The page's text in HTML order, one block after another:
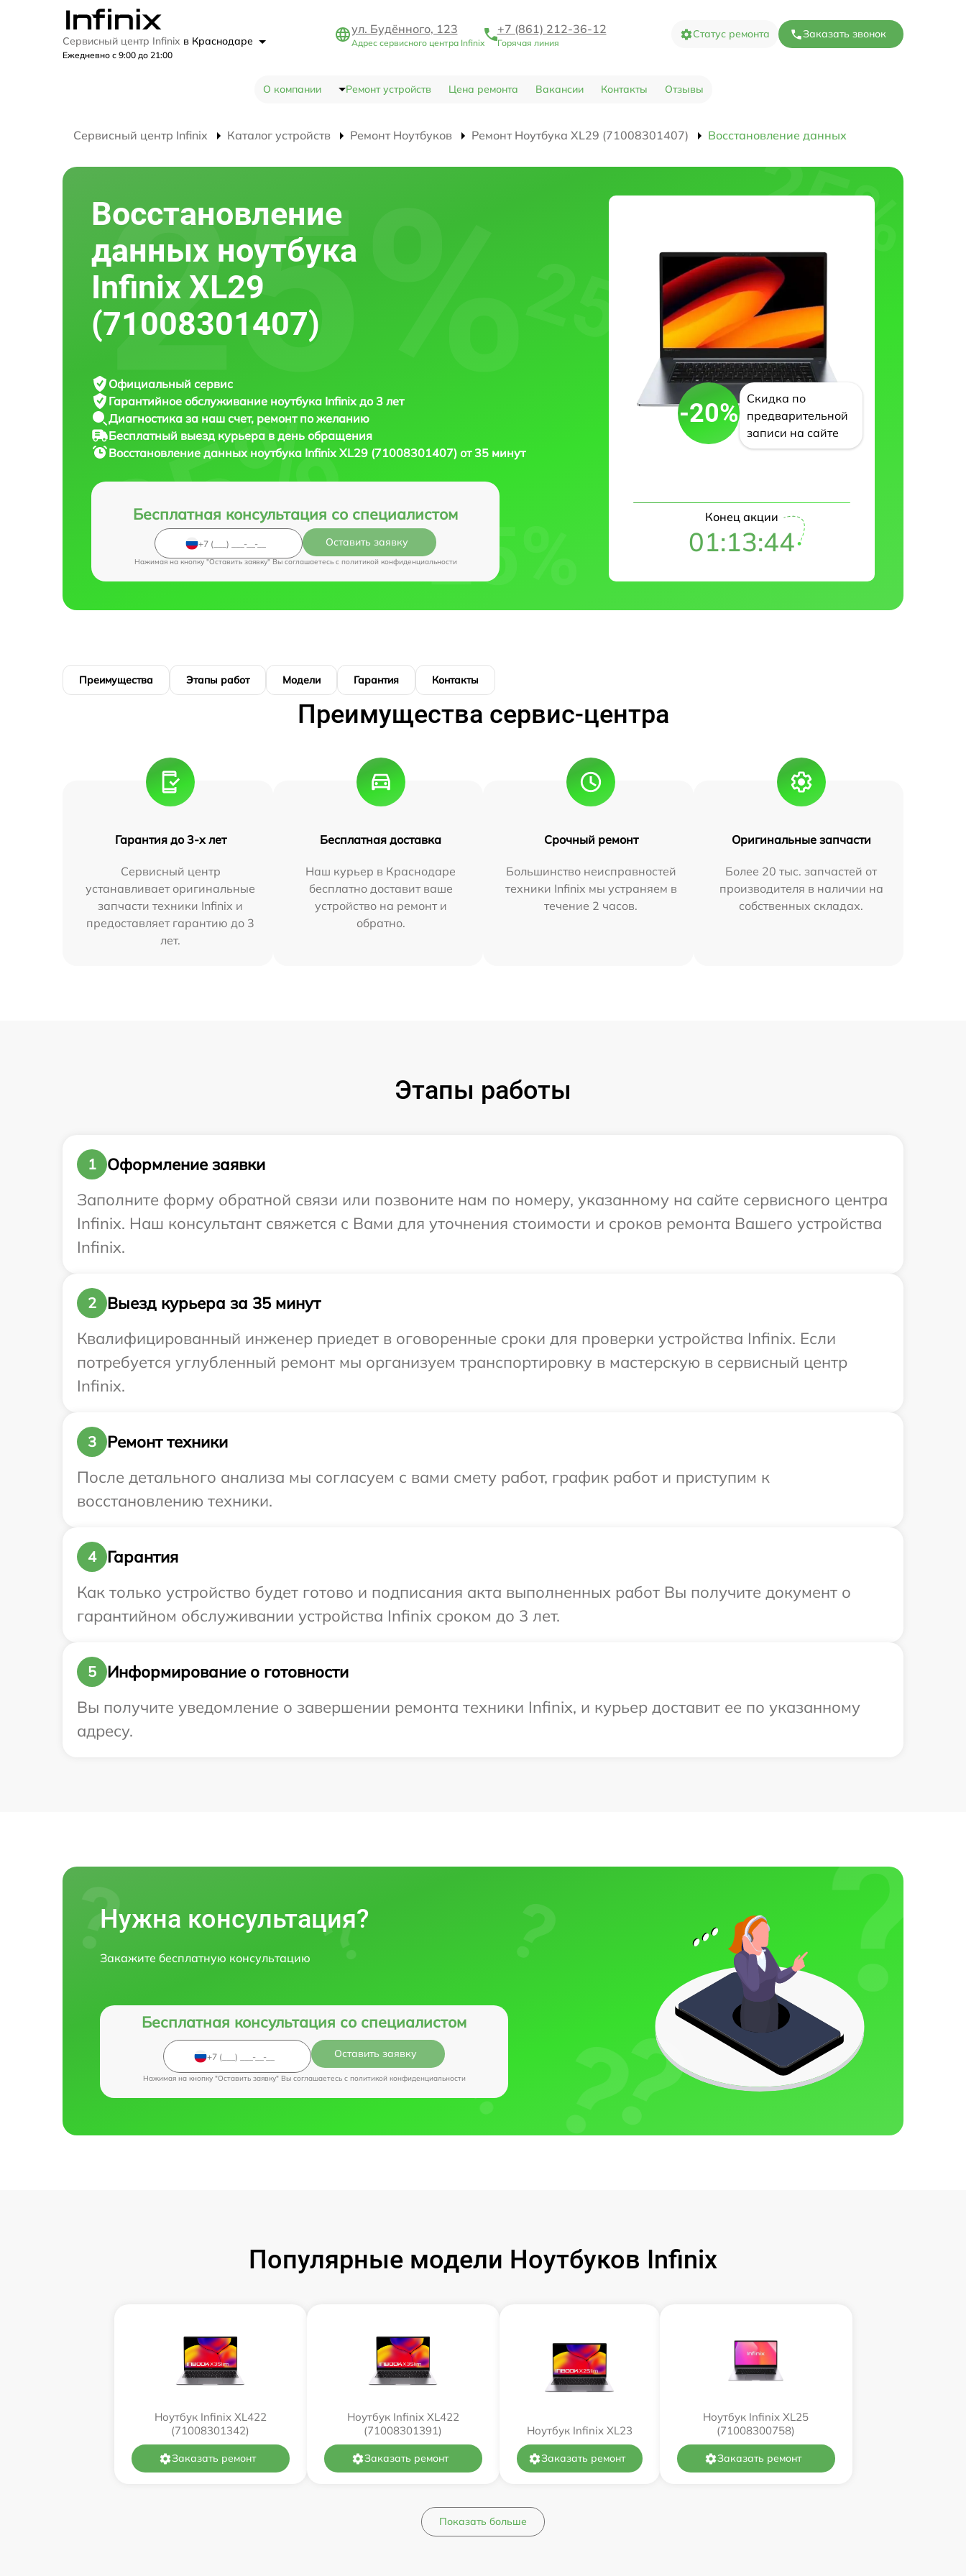
Сервисный центр Infinix в Краснодаре
Ежедневно с 9:00 до 21:00
ул. Будённого, 123
Адрес сервисного центра Infinix
+7 (861) 212-36-12
Горячая линия
Статус ремонта Заказать звонок
О компании Ремонт устройств Цена ремонта Вакансии Контакты Отзывы
Сервисный центр Infinix Каталог устройств Ремонт Ноутбуков Ремонт Ноутбука XL29 (71008301407) Восстановление данных
Восстановление
данных ноутбука
Infinix XL29
(71008301407)
Официальный сервис
Гарантийное обслуживание ноутбука Infinix до 3 лет
Диагностика за наш счет, ремонт по желанию
Бесплатный выезд курьера в день обращения
Восстановление данных ноутбука Infinix XL29 (71008301407) от 35 минут
Бесплатная консультация со специалистом
Оставить заявку
Нажимая на кнопку "Оставить заявку" Вы соглашаетесь c политикой конфиденциальности
-20%
Скидка по
предварительной
записи на сайте
Конец акции
01:13:43
Преимущества Этапы работ Модели Гарантия Контакты
Преимущества сервис-центра
Гарантия до 3-х лет
Сервисный центр
устанавливает оригинальные
запчасти техники Infinix и
предоставляет гарантию до 3
лет.
Бесплатная доставка
Наш курьер в Краснодаре
бесплатно доставит ваше
устройство на ремонт и
обратно.
Срочный ремонт
Большинство неисправностей
техники Infinix мы устраняем в
течение 2 часов.
Оригинальные запчасти
Более 20 тыс. запчастей от
производителя в наличии на
собственных складах.
Этапы работы
1
Оформление заявки
Заполните форму обратной связи или позвоните нам по номеру, указанному на сайте сервисного центра
Infinix. Наш консультант свяжется с Вами для уточнения стоимости и сроков ремонта Вашего устройства
Infinix.
2
Выезд курьера за 35 минут
Квалифицированный инженер приедет в оговоренные сроки для проверки устройства Infinix. Если
потребуется углубленный ремонт мы организуем транспортировку в мастерскую в сервисный центр
Infinix.
3
Ремонт техники
После детального анализа мы согласуем с вами смету работ, график работ и приступим к
восстановлению техники.
4
Гарантия
Как только устройство будет готово и подписания акта выполненных работ Вы получите документ о
гарантийном обслуживании устройства Infinix сроком до 3 лет.
5
Информирование о готовности
Вы получите уведомление о завершении ремонта техники Infinix, и курьер доставит ее по указанному
адресу.
Нужна консультация?
Закажите бесплатную консультацию
Бесплатная консультация со специалистом
Оставить заявку
Нажимая на кнопку "Оставить заявку" Вы соглашаетесь c политикой конфиденциальности
Популярные модели Ноутбуков Infinix
Ноутбук Infinix XL422
(71008301342)
Заказать ремонт
Ноутбук Infinix XL422
(71008301391)
Заказать ремонт
Ноутбук Infinix XL23
Заказать ремонт
Ноутбук Infinix XL25
(71008300758)
Заказать ремонт
Показать больше